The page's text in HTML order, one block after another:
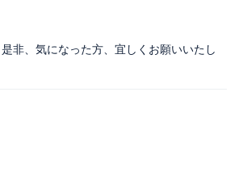
非、気になった方、宜しくお願いいたし